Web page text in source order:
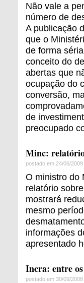
Não vale a
número de
A publicação
que o
de forma
conceito do
abertas que
ocupação do
conversão,
de
preocupado
Minc:
postado em 24/06/2009
O ministro do
relatório
mostrará
mesmo
informações
apresentado
Incra: entre
postado em 30/09/2008